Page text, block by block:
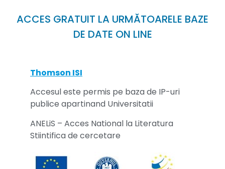
ACCES GRATUIT LA URMĂTOARELE BAZE
DE DATE ON LINE
Thomson ISI
Accesul este permis pe baza de IP-uri
publice apartinand Universitatii
ANELiS – Acces National la Literatura
Stiintifica de cercetare